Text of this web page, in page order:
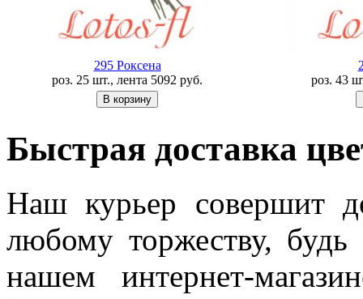
295 Роксена
роз. 25 шт., лента 5092 руб.
роз. 43
Быстрая доставка
Наш курьер совершит
любому торжеству,
нашем интернет-